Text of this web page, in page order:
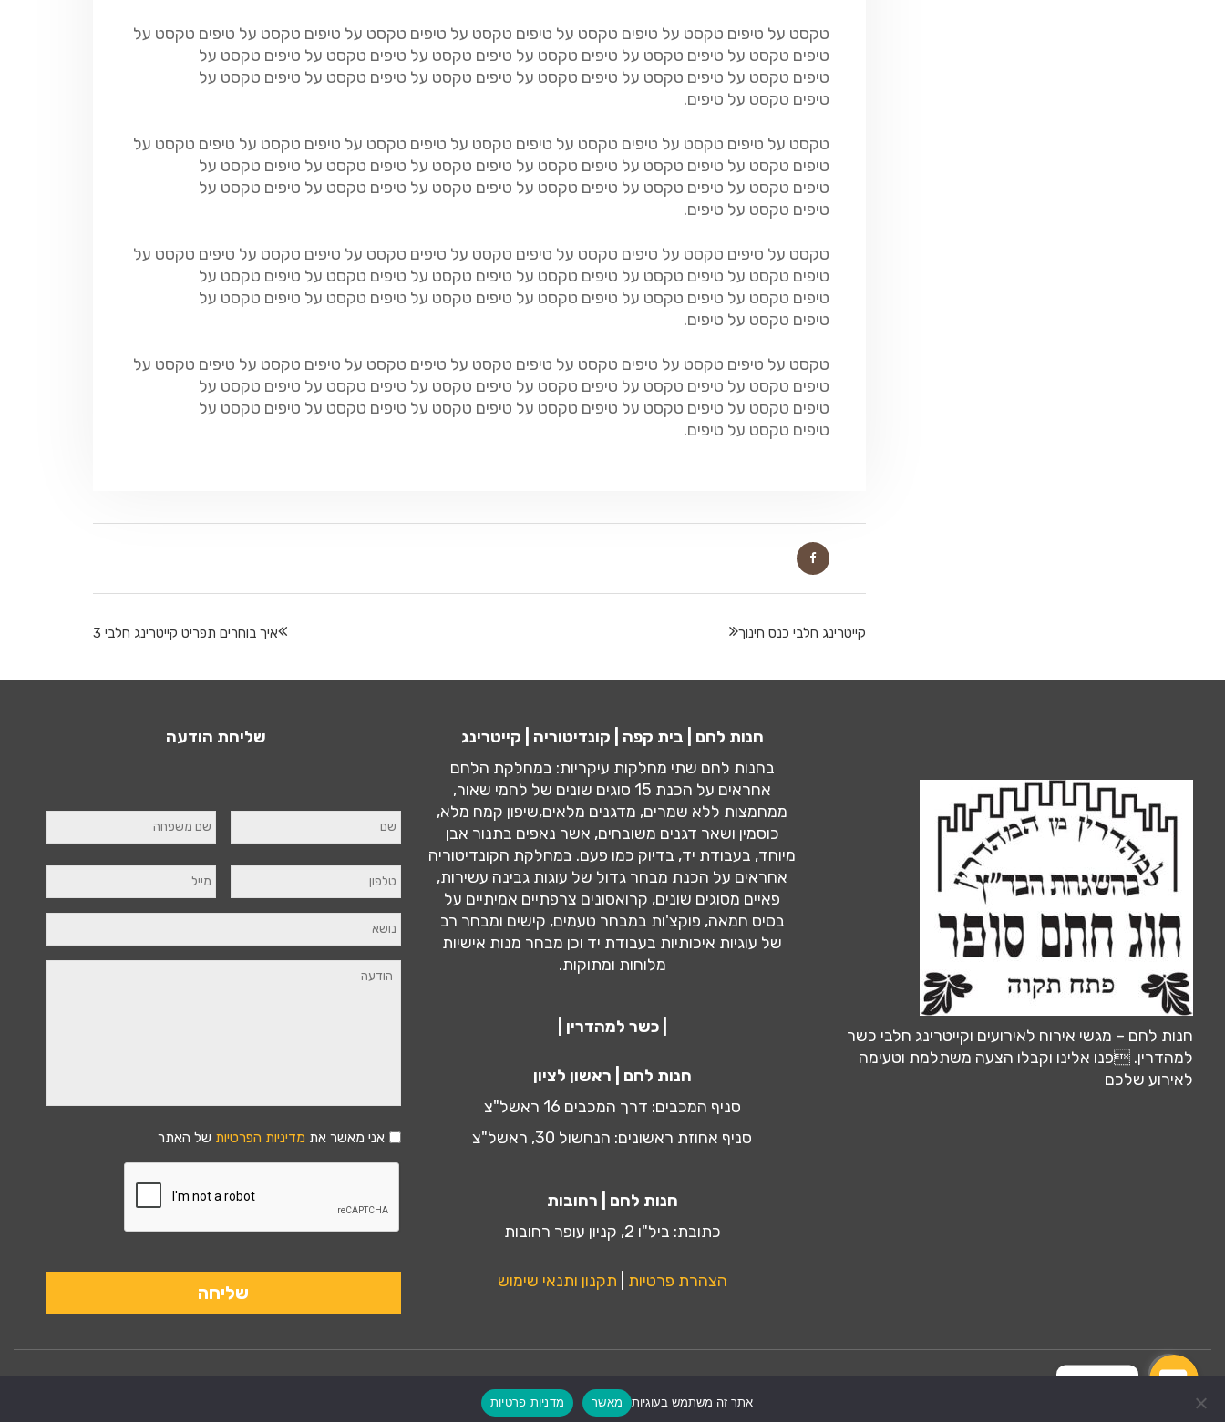
טקסט על טיפים טקסט על טיפים טקסט על טיפים טקסט על טיפים טקסט על טיפים טקסט על טיפים טקסט על
טיפים טקסט על טיפים טקסט על טיפים טקסט על טיפים טקסט על טיפים טקסט על טיפים טקסט על
טיפים טקסט על טיפים טקסט על טיפים טקסט על טיפים טקסט על טיפים טקסט על טיפים טקסט על
טיפים טקסט על טיפים.
טקסט על טיפים טקסט על טיפים טקסט על טיפים טקסט על טיפים טקסט על טיפים טקסט על טיפים טקסט על
טיפים טקסט על טיפים טקסט על טיפים טקסט על טיפים טקסט על טיפים טקסט על טיפים טקסט על
טיפים טקסט על טיפים טקסט על טיפים טקסט על טיפים טקסט על טיפים טקסט על טיפים טקסט על
טיפים טקסט על טיפים.
טקסט על טיפים טקסט על טיפים טקסט על טיפים טקסט על טיפים טקסט על טיפים טקסט על טיפים טקסט על
טיפים טקסט על טיפים טקסט על טיפים טקסט על טיפים טקסט על טיפים טקסט על טיפים טקסט על
טיפים טקסט על טיפים טקסט על טיפים טקסט על טיפים טקסט על טיפים טקסט על טיפים טקסט על
טיפים טקסט על טיפים.
טקסט על טיפים טקסט על טיפים טקסט על טיפים טקסט על טיפים טקסט על טיפים טקסט על טיפים טקסט על
טיפים טקסט על טיפים טקסט על טיפים טקסט על טיפים טקסט על טיפים טקסט על טיפים טקסט על
טיפים טקסט על טיפים טקסט על טיפים טקסט על טיפים טקסט על טיפים טקסט על טיפים טקסט על
טיפים טקסט על טיפים.
איך בוחרים תפריט קייטרינג חלבי 3 קייטרינג חלבי כנס חינוך
שליחת הודעה
אני מאשר את מדיניות הפרטיות של האתר
חנות לחם | בית קפה | קונדיטוריה | קייטרינג
בחנות לחם שתי מחלקות עיקריות: במחלקת הלחם
אחראים על הכנת 15 סוגים שונים של לחמי שאור,
ממחמצות ללא שמרים, מדגנים מלאים,שיפון קמח מלא,
כוסמין ושאר דגנים משובחים, אשר נאפים בתנור אבן
מיוחד, בעבודת יד, בדיוק כמו פעם. במחלקת הקונדיטוריה
אחראים על הכנת מבחר גדול של עוגות גבינה עשירות,
פאיים מסוגים שונים, קרואסונים צרפתיים אמיתיים על
בסיס חמאה, פוקצ'ות במבחר טעמים, קישים ומבחר רב
של עוגיות איכותיות בעבודת יד וכן מבחר מנות אישיות
מלוחות ומתוקות.
| כשר למהדרין |
חנות לחם | ראשון לציון
סניף המכבים: דרך המכבים 16 ראשל"צ
סניף אחוזת ראשונים: הנחשול 30, ראשל"צ
חנות לחם | רחובות
כתובת: ביל"ו 2, קניון עופר רחובות
הצהרת פרטיות תקנון ותנאי שימוש
חנות לחם – מגשי אירוח לאירועים וקייטרינג חלבי כשר
למהדרין. פנו אלינו וקבלו הצעה משתלמת וטעימה
לאירוע שלכם
אחסון ותחזוקה ע״י:MiliLand.com
אתר זה משתמש בעוגיות מאשר מדניות פרטיות
צרו קשר